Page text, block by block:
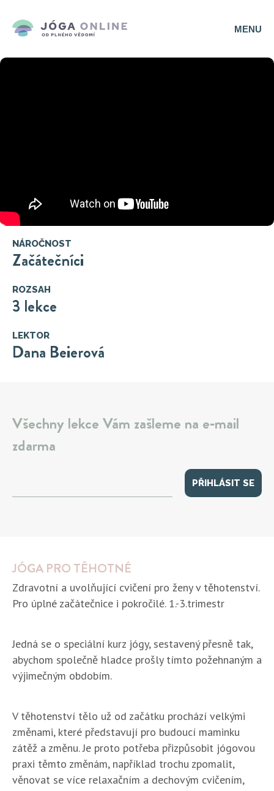
MENU
NÁROČNOST
Začátečníci
ROZSAH
3 lekce
LEKTOR
Dana Beierová
Všechny lekce Vám zašleme na e‑mail
zdarma
PŘIHLÁSIT SE
JÓGA PRO TĚHOTNÉ
Zdravotní a uvolňující cvičení pro ženy v těhotenství.
Pro úplné začátečnice i pokročilé. 1.-3.trimestr
Jedná se o speciální kurz jógy, sestavený přesně tak,
abychom společně hladce prošly tímto požehnaným a
výjimečným obdobím.
V těhotenství tělo už od začátku prochází velkými
změnami, které představují pro budoucí maminku
zátěž a změnu. Je proto potřeba přizpůsobit jógovou
praxi těmto změnám, například trochu zpomalit,
věnovat se více relaxačním a dechovým cvičením,